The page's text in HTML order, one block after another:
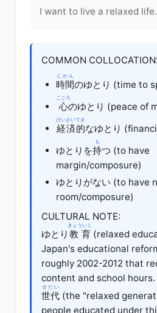
I want to live a relaxed life.
COMMON
時間
じかん
のゆとり (time to
心
こころ
のゆとり (peace of
経済的
けいざいてき
なゆとり
ゆとりを持
も
つ (to have
margin/composure)
ゆとりがない (to have
room/composure)
CULTURAL NOTE:
ゆとり 教育
きょういく
(relaxed
Japan's educational
roughly 2002-2012 that
content and school hours.
世代
せだい
(the "relaxed
people educated under